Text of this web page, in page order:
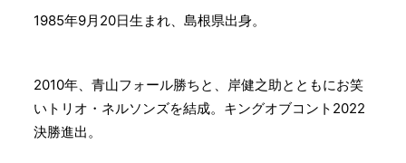
1985年9月20日生まれ、島根県出身。
2010年、青山フォール勝ちと、岸健之助とともにお笑
いトリオ・ネルソンズを結成。キングオブコント2022
決勝進出。